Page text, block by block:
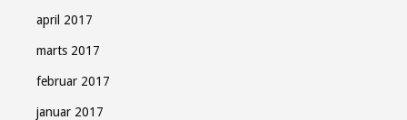
april 2017
marts 2017
februar 2017
januar 2017